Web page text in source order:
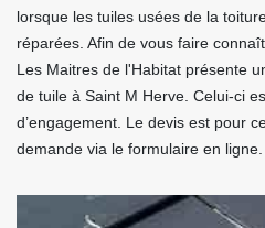
lorsque les tuiles usées de la
réparées. Afin de vous faire
Les Maitres de l'Habitat présente
de tuile à Saint M Herve. Celui-ci
d’engagement. Le devis est pour
demande via le formulaire en ligne.